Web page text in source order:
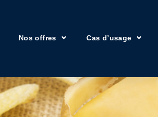
Nos offres Cas d’usage